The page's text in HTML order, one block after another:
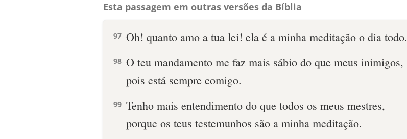
Esta passagem em outras versões da Bíblia
97 Oh! quanto amo a tua lei! ela é a minha meditação o dia todo.
98 O teu mandamento me faz mais sábio do que meus inimigos,
pois está sempre comigo.
99 Tenho mais entendimento do que todos os meus mestres,
porque os teus testemunhos são a minha meditação.